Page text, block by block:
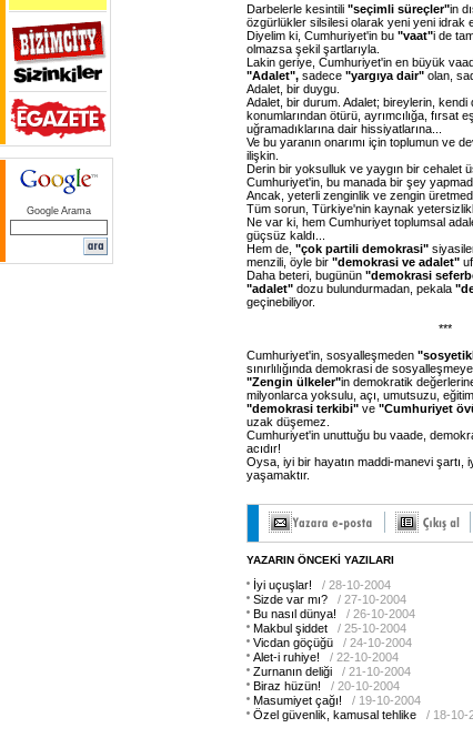
Google Arama
Darbelerle kesintili "seçimli süreçler"in
özgürlükler silsilesi olarak yeni yeni idrak
Diyelim ki, Cumhuriyet'in bu "vaat"i de
olmazsa şekil şartlarıyla.
Lakin geriye, Cumhuriyet'in en büyük
"Adalet", sadece "yargıya dair" olan,
Adalet, bir duygu.
Adalet, bir durum. Adalet; bireylerin,
konumlarından ötürü, ayrımcılığa, fırsat
uğramadıklarına dair hissiyatlarına...
Ve bu yaranın onarımı için toplumun ve
ilişkin.
Derin bir yoksulluk ve yaygın bir cehalet
Cumhuriyet'in, bu manada bir şey
Ancak, yeterli zenginlik ve zengin
Tüm sorun, Türkiye'nin kaynak
Ne var ki, hem Cumhuriyet toplumsal
güçsüz kaldı...
Hem de, "çok partili demokrasi"
menzili, öyle bir "demokrasi ve adalet"
Daha beteri, bugünün "demokrasi
"adalet" dozu bulundurmadan, pekala
geçinebiliyor.
***
Cumhuriyet'in, sosyalleşmeden
sınırlılığında demokrasi de
"Zengin ülkeler"in demokratik
milyonlarca yoksulu, açı, umutsuzu,
"demokrasi terkibi" ve "Cumhuriyet
uzak düşemez.
Cumhuriyet'in unuttuğu bu vaade,
acıdır!
Oysa, iyi bir hayatın maddi-manevi şartı,
yaşamaktır.
YAZARIN ÖNCEKİ YAZILARI
İyi uçuşlar!
/ 28-10-2004
Sizde var mı?
/ 27-10-2004
Bu nasıl dünya!
/ 26-10-2004
Makbul şiddet
/ 25-10-2004
Vicdan göçüğü
/ 24-10-2004
Alet-i ruhiye!
/ 22-10-2004
Zurnanın deliği
/ 21-10-2004
Biraz hüzün!
/ 20-10-2004
Masumiyet çağı!
/ 19-10-2004
Özel güvenlik, kamusal tehlike
/ 18-10-